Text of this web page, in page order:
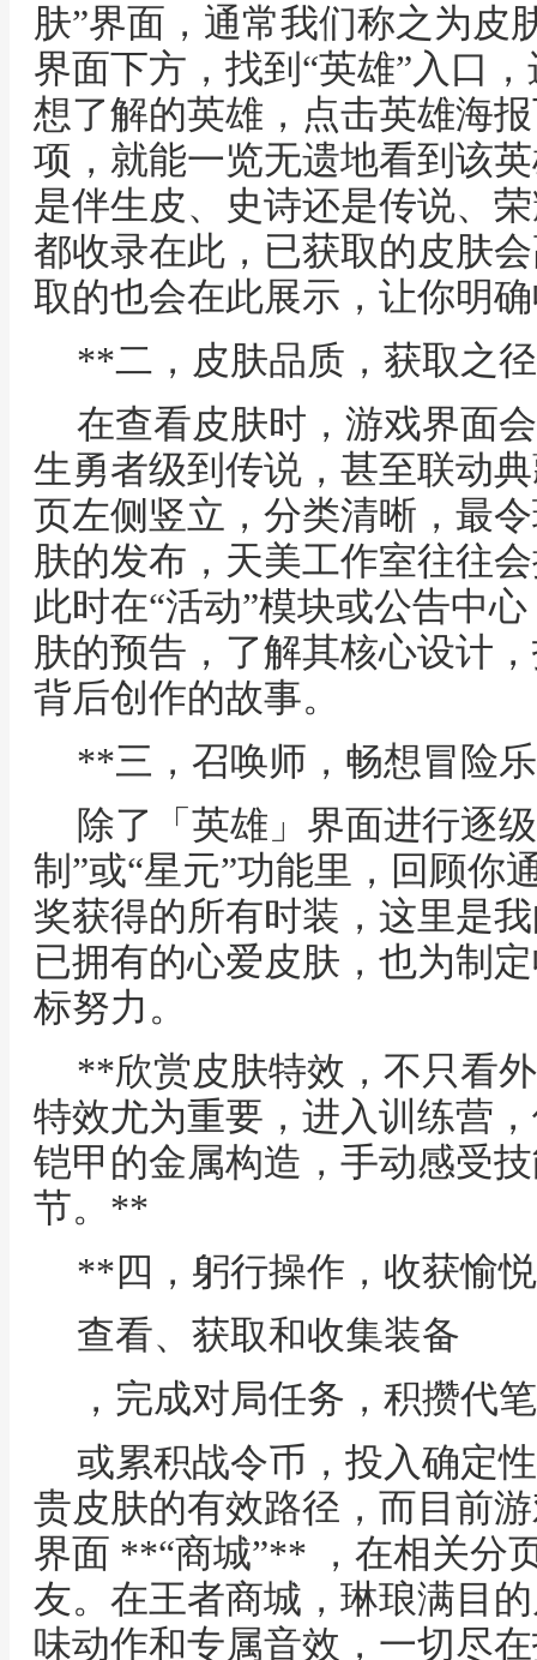
肤”界面，通常我们称之为皮
界面下方，找到“英雄”入口
想了解的英雄，点击英雄海
项，就能一览无遗地看到该
是伴生皮、史诗还是传说、
都收录在此，已获取的皮肤
取的也会在此展示，让你明
**二，皮肤品质，获取之
在查看皮肤时，游戏界面
生勇者级到传说，甚至联动
页左侧竖立，分类清晰，最
肤的发布，天美工作室往往
此时在“活动”模块或公告中
肤的预告，了解其核心设计
背后创作的故事。
**三，召唤师，畅想冒险
除了「英雄」界面进行逐
制”或“星元”功能里，回顾你
奖获得的所有时装，这里是
已拥有的心爱皮肤，也为制
标努力。
**欣赏皮肤特效，不只看
特效尤为重要，进入训练营
铠甲的金属构造，手动感受
节。**
**四，躬行操作，收获愉
查看、获取和收集装备
，完成对局任务，积攒代
或累积战令币，投入确定
贵皮肤的有效路径，而目前
界面 **“商城”** ，在相关分
友。在王者商城，琳琅满目
味动作和专属音效，一切尽